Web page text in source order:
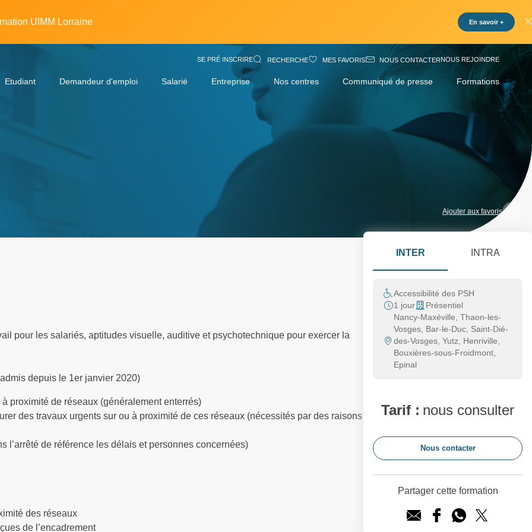
UIMM Lorraine En savoir +
SE PRÉ INSCRIRE RECHERCHE MES FAVORIS NOUS CONTACTERNOUS REJOINDRE
Etudiant Demandeur d'emploi Salarié Entreprise Nos centres Communiqué de presse Formations
Ajouter aux favoris
pour les salariés, aptitudes visuelle, auditive et psychotechnique pour exercer la
depuis le 1er janvier 2020)
proximité de réseaux (généralement enterrés)
des travaux urgents sur ou à proximité de ces réseaux (nécessités par des raisons
l’arrêté de référence les délais et personnes concernées)
des réseaux
de l’encadrement
INTER INTRA
Accessibilité des PSH
1 jour
Présentiel
Nancy-Maxéville, Thaon-les-
Vosges, Bar-le-Duc, Saint-Dié-
des-Vosges, Yutz, Henriville,
Bouxières-sous-Froidmont,
Epinal
Tarif : nous consulter
Nous contacter
Partager cette formation